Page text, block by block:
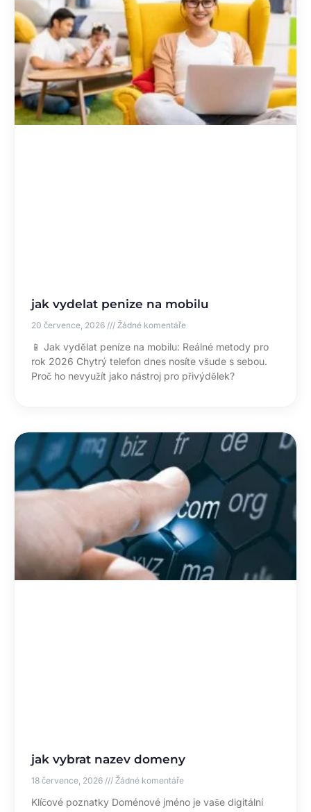
jak vydelat penize na mobilu
20 července, 2026 Žádné komentáře
📱 Jak vydělat peníze na mobilu: Reálné metody pro
rok 2026 Chytrý telefon dnes nosíte všude s sebou.
Proč ho nevyužít jako nástroj pro přivýdělek?
jak vybrat nazev domeny
18 července, 2026 Žádné komentáře
Klíčové poznatky Doménové jméno je vaše digitální